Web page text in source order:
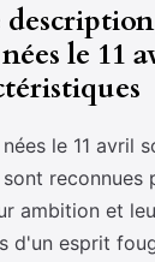
le 11
le 11 avril
reconnues
ambition et
d'un esprit